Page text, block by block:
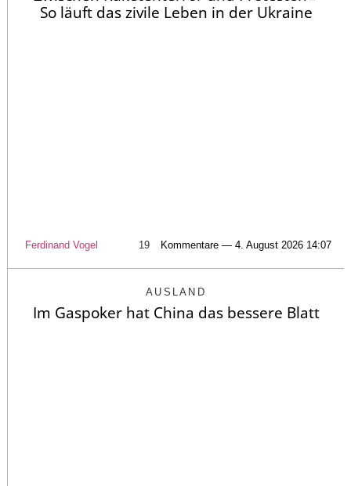
So läuft das zivile Leben in der Ukraine
Ferdinand Vogel 19 Kommentare — 4. August 2026 14:07
AUSLAND
Im Gaspoker hat China das bessere Blatt